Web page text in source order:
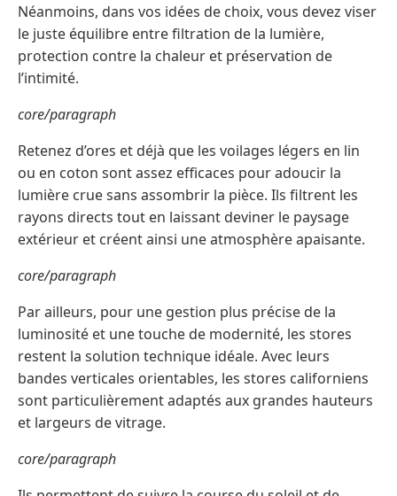
Néanmoins, dans vos idées de choix, vous devez viser
le juste équilibre entre filtration de la lumière,
protection contre la chaleur et préservation de
l’intimité.
core/paragraph
Retenez d’ores et déjà que les voilages légers en lin
ou en coton sont assez efficaces pour adoucir la
lumière crue sans assombrir la pièce. Ils filtrent les
rayons directs tout en laissant deviner le paysage
extérieur et créent ainsi une atmosphère apaisante.
core/paragraph
Par ailleurs, pour une gestion plus précise de la
luminosité et une touche de modernité, les stores
restent la solution technique idéale. Avec leurs
bandes verticales orientables, les stores californiens
sont particulièrement adaptés aux grandes hauteurs
et largeurs de vitrage.
core/paragraph